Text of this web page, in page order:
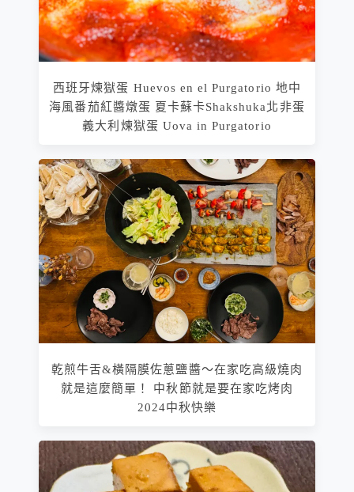
西班牙煉獄蛋 Huevos en el Purgatorio 地中
海風番茄紅醬燉蛋 夏卡蘇卡Shakshuka北非蛋
義大利煉獄蛋 Uova in Purgatorio
乾煎牛舌&橫隔膜佐蔥鹽醬～在家吃高級燒肉
就是這麼簡單！ 中秋節就是要在家吃烤肉
2024中秋快樂